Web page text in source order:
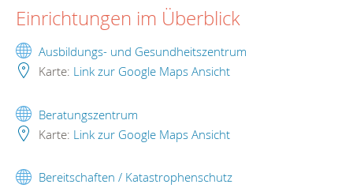
Einrichtungen im Überblick
Ausbildungs- und Gesundheitszentrum
Karte: Link zur Google Maps Ansicht
Beratungszentrum
Karte: Link zur Google Maps Ansicht
Bereitschaften / Katastrophenschutz